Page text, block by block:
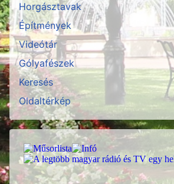
Horgásztavak
Építmények
Videótár
Gólyafészek
Keresés
Oldaltérkép